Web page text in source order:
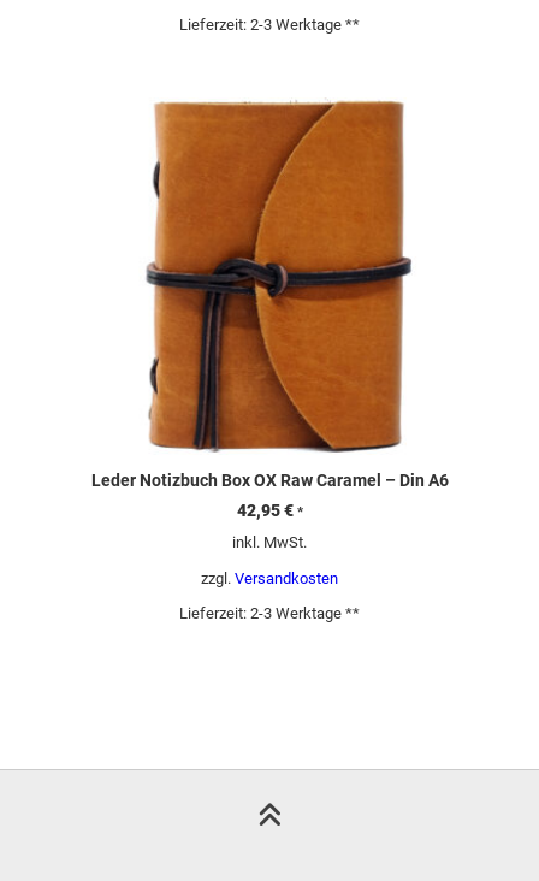
Lieferzeit: 2-3 Werktage **
Leder Notizbuch Box OX Raw Caramel – Din A6
42,95€ *
inkl. MwSt.
zzgl. Versandkosten
Lieferzeit: 2-3 Werktage **